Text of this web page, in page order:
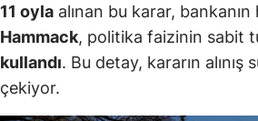
11 oyla alınan bu karar,
Hammack, politika faizinin sabit
kullandı. Bu detay, kararın
çekiyor.